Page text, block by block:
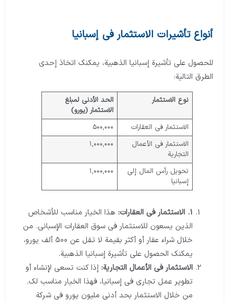
أنواع تأشيرات الاستثمار في إسبانيا
للحصول على تأشيرة إسبانيا الذهبية، يمكنك اتخاذ إحدى
الطرق التالية:
نوع الاستثمار
الحد الأدنى لمبلغ
الاستثمار (يورو)
الاستثمار في العقارات
٥٠٠,٠٠٠
الاستثمار في الأعمال
التجارية
١,٠٠٠,٠٠٠
تحويل رأس المال إلى
إسبانيا
١,٠٠٠,٠٠٠
1. الاستثمار في العقارات:
هذا الخيار مناسب للأشخاص
الذين يسعون للاستثمار في سوق العقارات الإسباني. من
خلال شراء عقار أو أكثر بقيمة لا تقل عن ٥٠٠ ألف يورو،
يمكنك الحصول على تأشيرة إسبانيا الذهبية.
الاستثمار في الأعمال التجارية: إذا كنت تسعى لإنشاء أو
تطوير عمل تجاري في إسبانيا، فهذا الخيار مناسب لك.
من خلال الاستثمار بحد أدنى مليون يورو في شركة